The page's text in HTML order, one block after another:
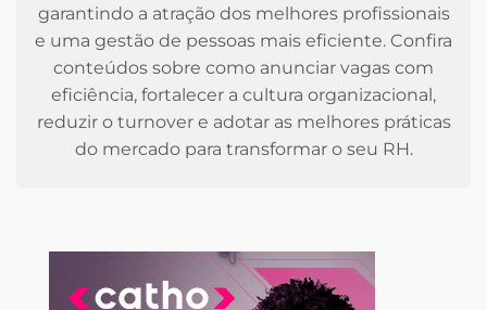
garantindo a atração dos melhores profissionais
e uma gestão de pessoas mais eficiente. Confira
conteúdos sobre como anunciar vagas com
eficiência, fortalecer a cultura organizacional,
reduzir o turnover e adotar as melhores práticas
do mercado para transformar o seu RH.